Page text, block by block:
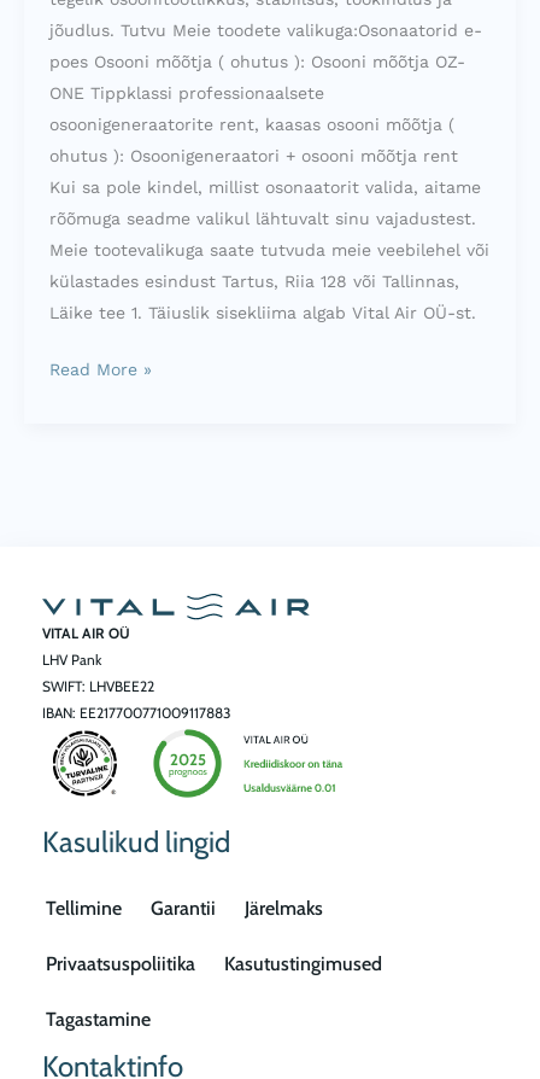
jõudlus. Tutvu Meie toodete valikuga:Osonaatorid e-
poes Osooni mõõtja ( ohutus ): Osooni mõõtja OZ-
ONE Tippklassi professionaalsete
osoonigeneraatorite rent, kaasas osooni mõõtja (
ohutus ): Osoonigeneraatori + osooni mõõtja rent
Kui sa pole kindel, millist osonaatorit valida, aitame
rõõmuga seadme valikul lähtuvalt sinu vajadustest.
Meie tootevalikuga saate tutvuda meie veebilehel või
külastades esindust Tartus, Riia 128 või Tallinnas,
Läike tee 1. Täiuslik sisekliima algab Vital Air OÜ-st.
Read More »
VITAL AIR OÜ
LHV Pank
SWIFT: LHVBEE22
IBAN: EE217700771009117883
Kasulikud lingid
Tellimine Garantii Järelmaks
Privaatsuspoliitika Kasutustingimused
Tagastamine
Kontaktinfo